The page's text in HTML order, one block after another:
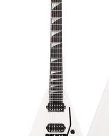
ドラム
キーボード
管楽器